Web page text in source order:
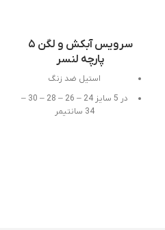
سرویس آبکش و لگن ۵
پارچه لنسر
استیل ضد زنگ
در 5 سایز 24 – 26 – 28 – 30 –
34 سانتیمر